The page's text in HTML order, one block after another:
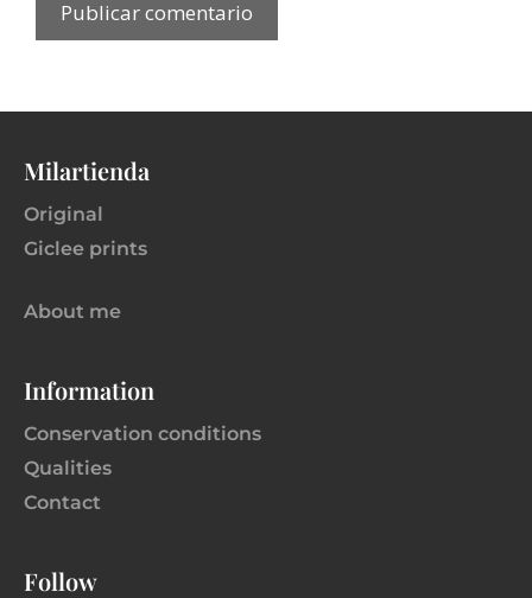
Milartienda
Original
Giclee prints
About me
Information
Conservation conditions
Qualities
Contact
Follow